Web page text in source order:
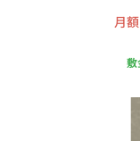
月額
敷